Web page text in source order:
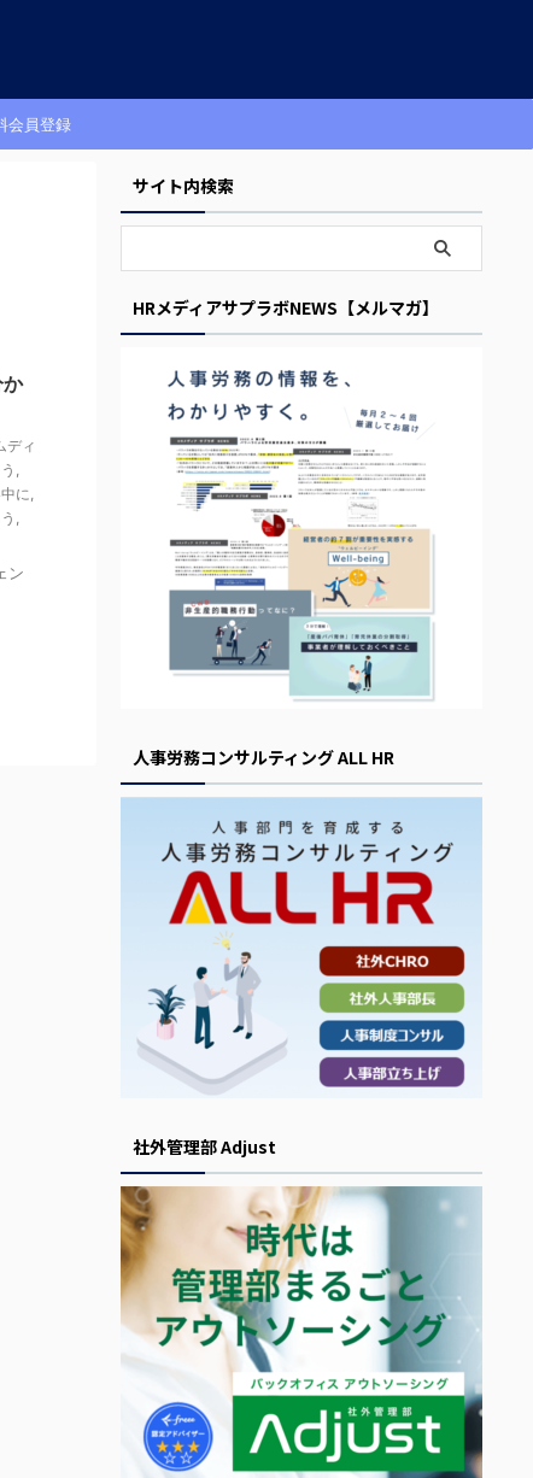
会員登録
ディ
,
に,
,
ン
サイト内検索
HRメディアサプラボNEWS【メルマガ】
人事労務コンサルティング ALL HR
社外管理部 Adjust